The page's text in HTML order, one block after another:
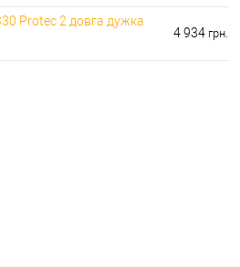
Protec 2 довга дужка
4 934 грн.